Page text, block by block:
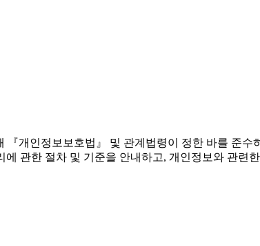
개인정보보호법』 및 관계법령이 정한 바를 준
관한 절차 및 기준을 안내하고, 개인정보와 관련